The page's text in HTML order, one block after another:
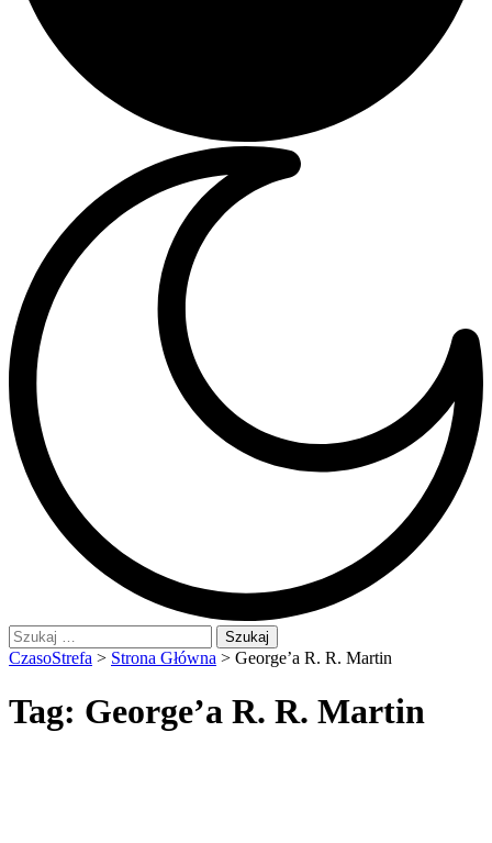
Szukaj:
CzasoStrefa > Strona Główna > George’a R. R. Martin
Tag: George’a R. R. Martin